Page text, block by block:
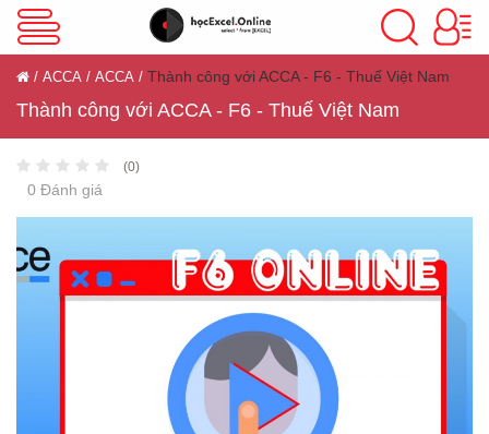
VBA Excel
Excel Cơ Bản
Excel Nâng Cao
Powerpoint
ACCA ACCA Thành công với ACCA - F6 - Thuế Việt Nam
Thành công với ACCA - F6 - Thuế Việt Nam
(0)
0 Đánh giá